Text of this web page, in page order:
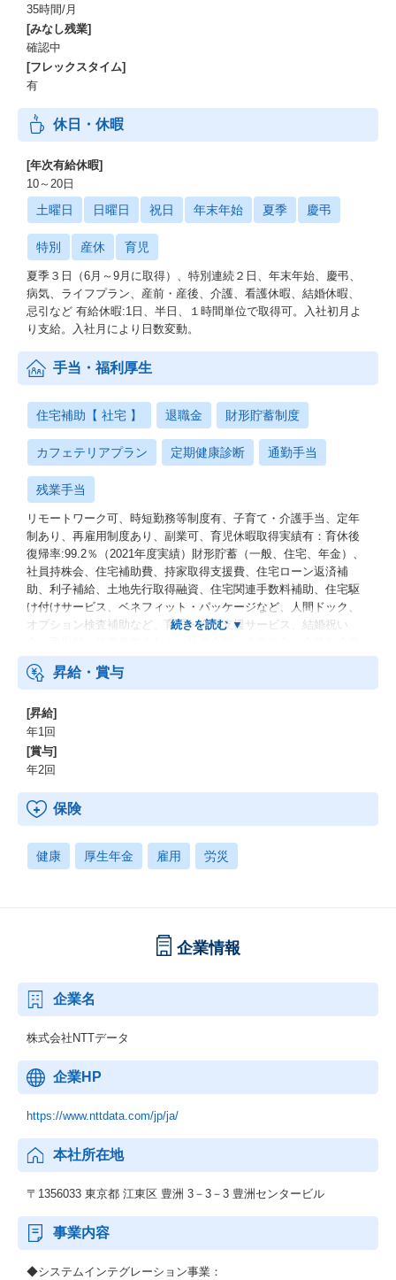
35時間/月
[みなし残業]
確認中
[フレックスタイム]
有
休日・休暇
[年次有給休暇]
10～20日
土曜日 日曜日 祝日 年末年始 夏季 慶弔
特別 産休 育児
夏季３日（6月～9月に取得）、特別連続２日、年末年始、慶弔、
病気、ライフプラン、産前・産後、介護、看護休暇、結婚休暇、
忌引など 有給休暇:1日、半日、１時間単位で取得可。入社初月よ
り支給。入社月により日数変動。
手当・福利厚生
住宅補助【 社宅 】 退職金 財形貯蓄制度
カフェテリアプラン 定期健康診断 通勤手当
残業手当
リモートワーク可、時短勤務等制度有、子育て・介護手当、定年
制あり、再雇用制度あり、副業可、育児休暇取得実績有：育休後
復帰率:99.2％（2021年度実績）財形貯蓄（一般、住宅、年金）、
社員持株会、住宅補助費、持家取得支援費、住宅ローン返済補
助、利子補給、土地先行取得融資、住宅関連手数料補助、住宅駆
け付けサービス、ベネフィット・パッケージなど、人間ドック、
オプション検査補助など、育児・介護支援サービス、結婚祝い
金、確定拠出年金）、電気通信共済会(個人年金、遺児育英基金)
昇給・賞与
[昇給]
年1回
[賞与]
年2回
保険
健康 厚生年金 雇用 労災
企業情報
企業名
株式会社NTTデータ
企業HP
https://www.nttdata.com/jp/ja/
本社所在地
〒1356033 東京都 江東区 豊洲 3－3－3 豊洲センタービル
事業内容
◆システムインテグレーション事業：